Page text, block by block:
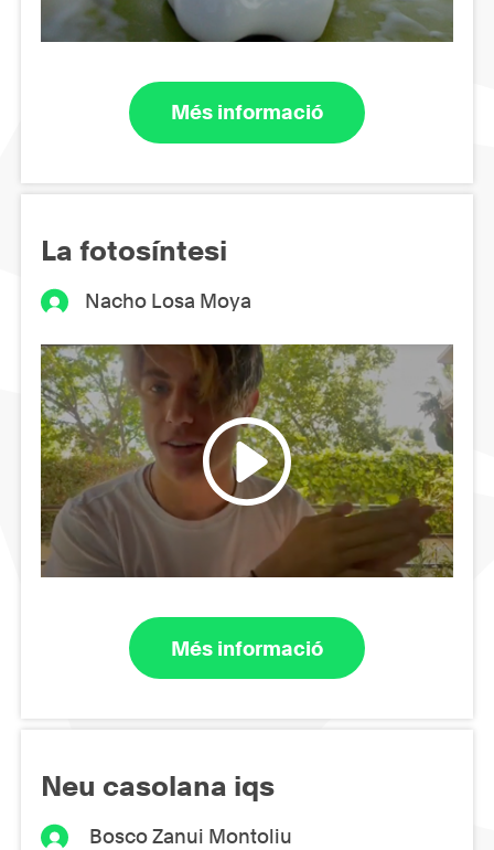
Més informació
La fotosíntesi
Nacho Losa Moya
Més informació
Neu casolana iqs
Bosco Zanui Montoliu